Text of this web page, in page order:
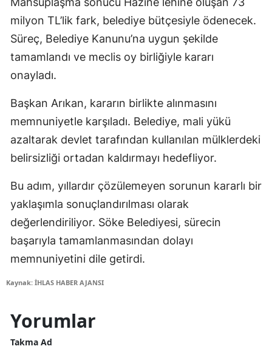
milyon TL’lik fark, belediye bütçesiyle ödenecek.
Süreç, Belediye Kanunu’na uygun şekilde
tamamlandı ve meclis oy birliğiyle kararı
onayladı.
Başkan Arıkan, kararın birlikte alınmasını
memnuniyetle karşıladı. Belediye, mali yükü
azaltarak devlet tarafından kullanılan mülklerdeki
belirsizliği ortadan kaldırmayı hedefliyor.
Bu adım, yıllardır çözülemeyen sorunun kararlı bir
yaklaşımla sonuçlandırılması olarak
değerlendiriliyor. Söke Belediyesi, sürecin
başarıyla tamamlanmasından dolayı
memnuniyetini dile getirdi.
Kaynak: İHLAS HABER AJANSI
Yorumlar
Takma Ad